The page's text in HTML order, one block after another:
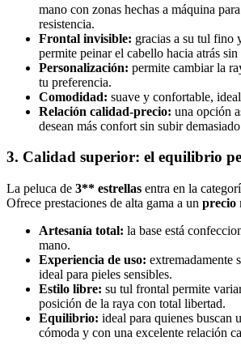
mano con zonas hechas a máquina
resistencia.
Frontal invisible: gracias a su tul fino
permite peinar el cabello hacia atrás
Personalización: permite cambiar la
tu preferencia.
Comodidad: suave y confortable,
Relación calidad-precio: una opción
desean más confort sin subir
3. Calidad superior: el equilibrio
La peluca de 3** estrellas entra en la
Ofrece prestaciones de alta gama a un precio
Artesanía total: la base está
mano.
Experiencia de uso: extremadamente
ideal para pieles sensibles.
Estilo libre: su tul frontal permite
posición de la raya con total libertad.
Equilibrio: ideal para quienes buscan
cómoda y con una excelente relación